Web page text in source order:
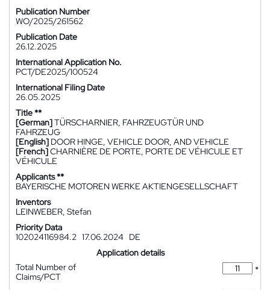
Publication Number
WO/2025/261562
Publication Date
26.12.2025
International Application No.
PCT/DE2025/100524
International Filing Date
26.05.2025
Title **
[German]TÜRSCHARNIER, FAHRZEUGTÜR UND
FAHRZEUG
[English] DOOR HINGE, VEHICLE DOOR, AND VEHICLE
[French]CHARNIÈRE DE PORTE, PORTE DE VÉHICULE ET
VÉHICULE
Applicants **
BAYERISCHE MOTOREN WERKE AKTIENGESELLSCHAFT
Inventors
LEINWEBER, Stefan
Priority Data
102024116984.2 17.06.2024
DE
Application details
Total Number of
Claims/PCT
*